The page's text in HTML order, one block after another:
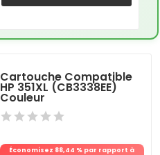
Cartouche Compatible
HP 351XL (CB3338EE)
Couleur
Économisez 88,44 % par rapport à